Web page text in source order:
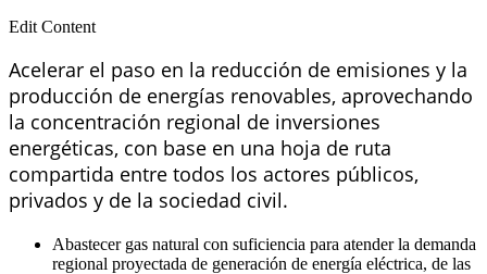
Edit Content
Acelerar el paso en la reducción de emisiones y la
producción de energías renovables, aprovechando
la concentración regional de inversiones
energéticas, con base en una hoja de ruta
compartida entre todos los actores públicos,
privados y de la sociedad civil.
Abastecer gas natural con suficiencia para atender la demanda
regional proyectada de generación de energía eléctrica, de las